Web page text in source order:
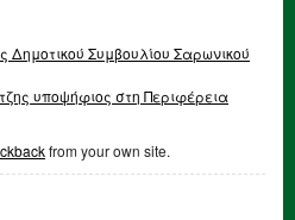
Συμβουλίου Σαρωνικού
υποψήφιος στη Περιφέρεια
from your own site.